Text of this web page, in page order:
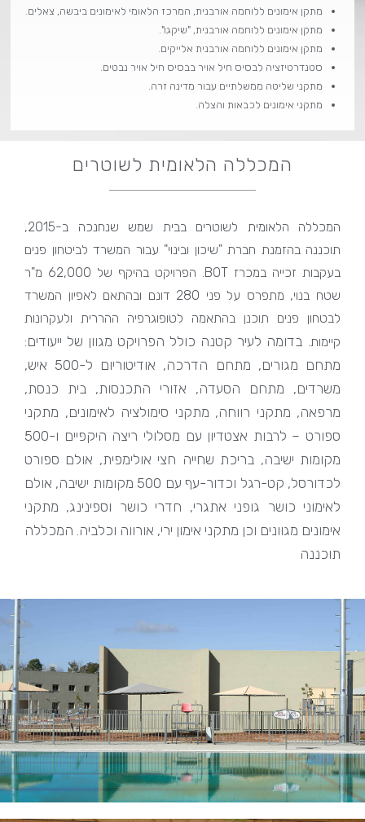
מתקן אימונים ללוחמה אורבנית, המרכז הלאומי לאימונים ביבשה, צאלים.
מתקן אימונים ללוחמה אורבנית, "שיקגו".
מתקן אימונים ללוחמה אורבנית אלייקים.
סטנדרטיזציה לבסיס חיל אויר בבסיס חיל אויר נבטים.
מתקני שליטה ממשלתיים עבור מדינה זרה.
מתקני אימונים לכבאות והצלה.
המכללה הלאומית לשוטרים
המכללה הלאומית לשוטרים בבית שמש שנחנכה ב-2015,
תוכננה בהזמנת חברת "שיכון ובינוי" עבור המשרד לביטחון פנים
בעקבות זכייה במכרז BOT. הפרויקט בהיקף של 62,000 מ"ר
שטח בנוי, מתפרס על פני 280 דונם ובהתאם לאפיון המשרד
לבטחון פנים תוכנן בהתאמה לטופוגרפיה ההררית ולעקרונות
קיימות. בדומה לעיר קטנה כולל הפרויקט מגוון של ייעודים:
מתחם מגורים, מתחם הדרכה, אודיטוריום ל-500 איש,
משרדים, מתחם הסעדה, אזורי התכנסות, בית כנסת,
מרפאה, מתקני רווחה, מתקני סימולציה לאימונים, מתקני
ספורט – לרבות אצטדיון עם מסלולי ריצה היקפיים ו-500
מקומות ישיבה, בריכת שחייה חצי אולימפית, אולם ספורט
לכדורסל, קט-רגל וכדור-עף עם 500 מקומות ישיבה, אולם
לאימוני כושר גופני אתגרי, חדרי כושר וספינינג, מתקני
אימונים מגוונים וכן מתקני אימון ירי, אורווה וכלביה. המכללה
תוכננה